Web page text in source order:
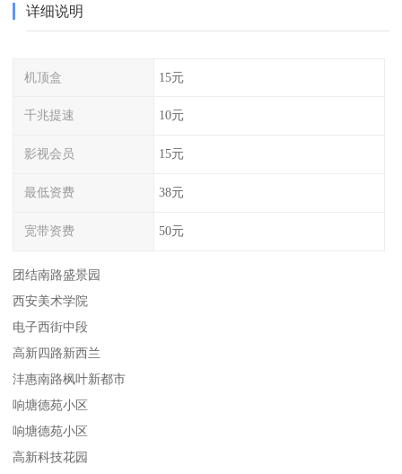
详细说明
机顶盒 15元
千兆提速 10元
影视会员 15元
最低资费 38元
宽带资费 50元
团结南路盛景园
西安美术学院
电子西街中段
高新四路新西兰
沣惠南路枫叶新都市
响塘德苑小区
响塘德苑小区
高新科技花园